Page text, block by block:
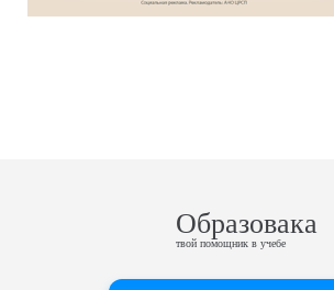
Образовака
твой помощник в учебе